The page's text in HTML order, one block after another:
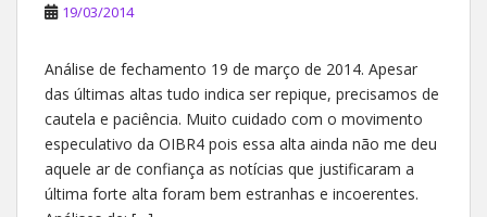
19/03/2014
Análise de fechamento 19 de março de 2014. Apesar
das últimas altas tudo indica ser repique, precisamos de
cautela e paciência. Muito cuidado com o movimento
especulativo da OIBR4 pois essa alta ainda não me deu
aquele ar de confiança as notícias que justificaram a
última forte alta foram bem estranhas e incoerentes.